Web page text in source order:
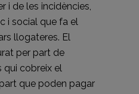
i de les incidències,
i social que fa el
llogateres. El
per part de
qui cobreix el
que poden pagar